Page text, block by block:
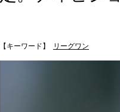
【キーワード】 リーグワン